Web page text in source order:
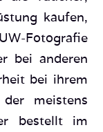
kaufen,
Fotografie
bei anderen
bei ihrem
meistens
bestellt im